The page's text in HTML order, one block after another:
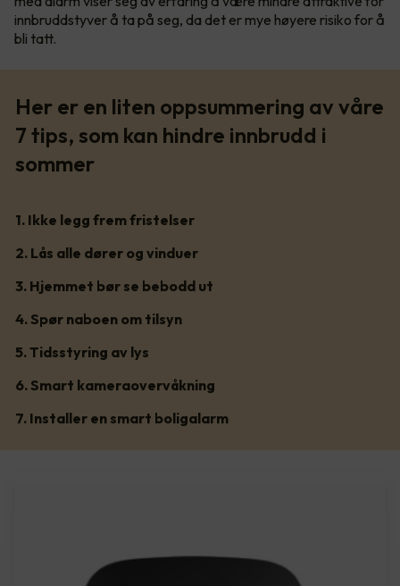
innbruddstyver å ta på seg, da det er mye høyere risiko for å
bli tatt.
Her er en liten oppsummering av våre
7 tips, som kan hindre innbrudd i
sommer
1. Ikke legg frem fristelser
2. Lås alle dører og vinduer
3. Hjemmet bør se bebodd ut
4. Spør naboen om tilsyn
5. Tidsstyring av lys
6. Smart kameraovervåkning
7. Installer en smart boligalarm